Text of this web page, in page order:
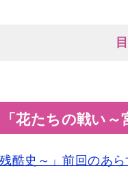
花たちの戦い～
酷史～」前回のあ